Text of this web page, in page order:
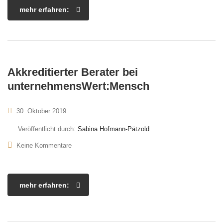
mehr erfahren:
Akkreditierter Berater bei
unternehmensWert:Mensch
30. Oktober 2019
Veröffentlicht durch: Sabina Hofmann-Pätzold
Keine Kommentare
mehr erfahren: